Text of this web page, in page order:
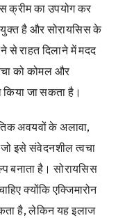
क्रीम का उपयोग कर
है और सोरायसिस के
राहत दिलाने में मदद
को कोमल और
जा सकता है।
अवयवों के अलावा,
इसे संवेदनशील त्वचा
बनाता है। सोरायसिस
क्योंकि एक्जिमारोन
है, लेकिन यह इलाज